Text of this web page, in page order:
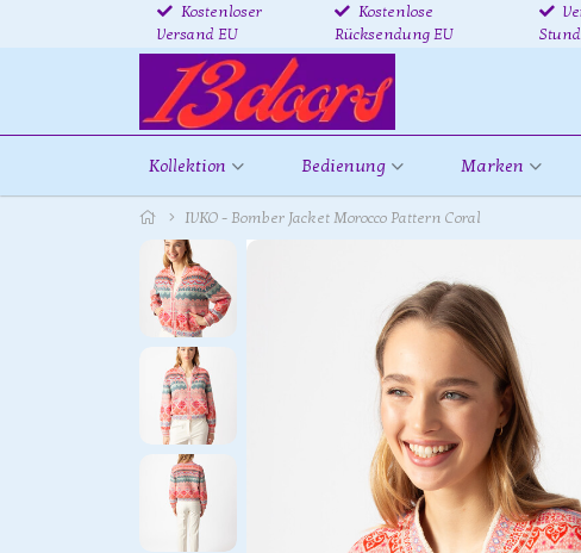
Kostenloser
Versand EU
Kostenlose
Rücksendung EU
Kollektion Bedienung Marken
IVKO - Bomber Jacket Morocco Pattern Coral